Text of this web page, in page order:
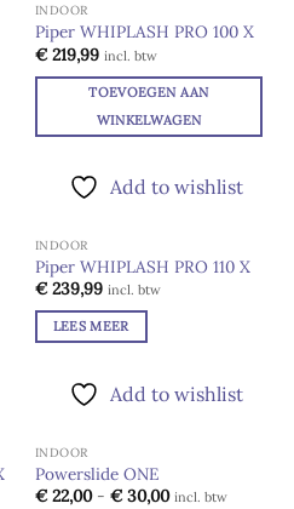
variaties.
Deze
optie
worden
INDOOR
Piper WHIPLASH PRO 100 X
€219,99 incl. btw
TOEVOEGEN AAN
WINKELWAGEN
Add to wishlist
UITVERKOCHT
INDOOR
Piper WHIPLASH PRO 110 X
€239,99 incl. btw
LEES MEER
Add to wishlist
Add to
INDOOR
Powerslide ONE
€22,00 - €30,00Prijsklasse:
incl. btw